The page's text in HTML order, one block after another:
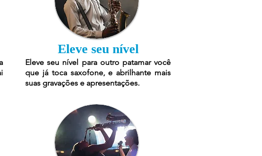
Eleve seu nível
Eleve seu nível para outro patamar você
que já toca saxofone, e abrilhante mais
suas gravações e apresentações.